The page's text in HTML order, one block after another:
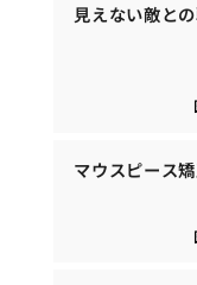
見えない敵と
マウスピース